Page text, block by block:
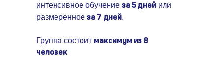
интенсивное обучение за 5 дней или
размеренное за 7 дней.
Группа состоит максимум из 8
человек